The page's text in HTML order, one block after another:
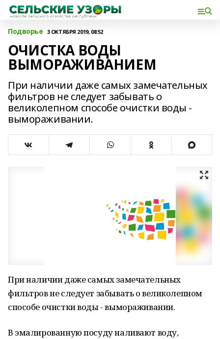
Подворье 3 ОКТЯБРЯ 2019, 08:52
ОЧИСТКА ВОДЫ
ВЫМОРАЖИВАНИЕМ
При наличии даже самых замечательных
фильтров не следует забывать о
великолепном способе очистки воды -
вымораживании.
При наличии даже самых замечательных
фильтров не следует забывать о великолепном
способе очистки воды - вымораживании.
В эмалированную посуду наливают воду,